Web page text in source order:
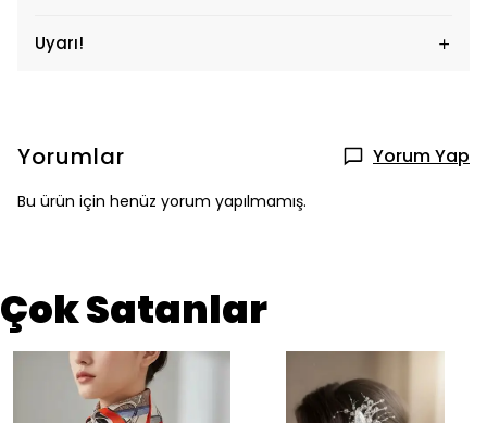
Uyarı!
Yorumlar Yorum Yap
Bu ürün için henüz yorum yapılmamış.
Çok Satanlar